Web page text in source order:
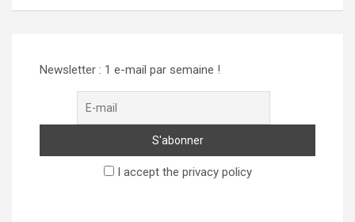
Newsletter : 1 e-mail par semaine !
I accept the privacy policy